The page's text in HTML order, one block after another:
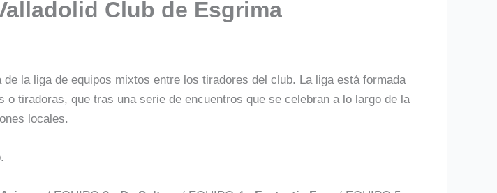
Club de Esgrima
la liga de equipos mixtos entre los tiradores del club. La liga está formada
tiradoras, que tras una serie de encuentros que se celebran a lo largo de la
locales.